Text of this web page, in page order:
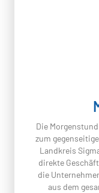
Die
zum
Landkreis
direkte
die
aus dem